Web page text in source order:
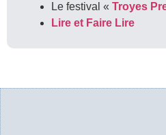
Le festival « Troyes
Lire et Faire Lire